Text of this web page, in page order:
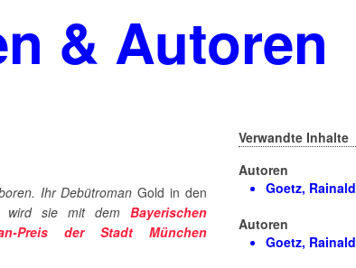
& Autoren
Ihr DebütromanGold in den
wird sie mit dem Bayerischen
Preis der Stadt München
Verwandte Inhalte
Autoren
Goetz, Rainald
Autoren
Goetz, Rainald